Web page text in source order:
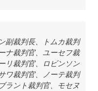
副裁判長、トムカ裁判
ナ裁判官、ユーセフ裁
リ裁判官、ロビンソン
ワ裁判官、ノーテ裁判
ラント裁判官、モセヌ